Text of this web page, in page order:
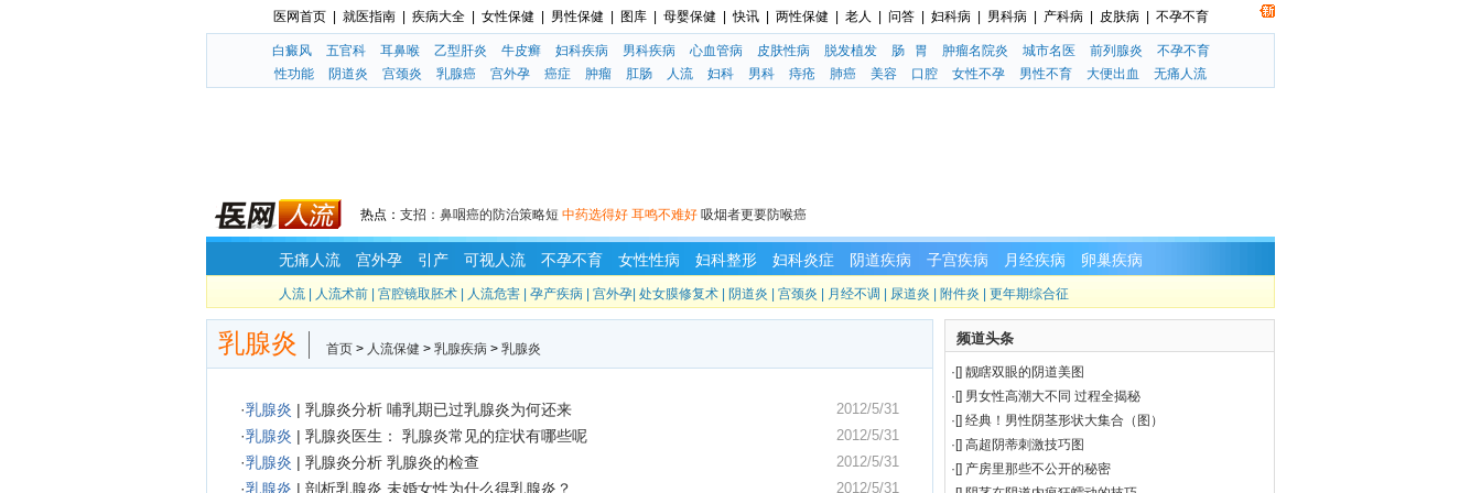
医网首页 就医指南 疾病大全 女性保健 男性保健 图库 母婴保健 快讯 两性保健 老人 问答 妇科病 男科病 产科病 皮肤病 不孕不育
白癜风 五官科 耳鼻喉 乙型肝炎 牛皮癣 妇科疾病 男科疾病 心血管病 皮肤性病 脱发植发 肠 胃 肿瘤名院炎 城市名医 前列腺炎
不孕不育
性功能
阴道炎 宫颈炎 乳腺癌 宫外孕 癌症 肿瘤 肛肠 人流 妇科 男科 痔疮 肺癌 美容 口腔 女性不孕 男性不育 大便出血 无痛人流
热点： 支招：鼻咽癌的防治策略短 中药选得好 耳鸣不难好 吸烟者更要防喉癌
无痛人流 宫外孕 引产 可视人流 不孕不育 女性性病 妇科整形 妇科炎症 阴道疾病 子宫疾病 月经疾病 卵巢疾病
人流 人流术前 宫腔镜取胚术 人流危害 孕产疾病 宫外孕 处女膜修复术 阴道炎 宫颈炎 月经不调 尿道炎 附件炎 更年期综合征
乳腺炎 首页 > 人流保健 > 乳腺疾病 > 乳腺炎
2012/5/31
·乳腺炎 | 乳腺炎分析 哺乳期已过乳腺炎为何还来
2012/5/31
·乳腺炎 | 乳腺炎医生： 乳腺炎常见的症状有哪些呢
2012/5/31
·乳腺炎 | 乳腺炎分析 乳腺炎的检查
2012/5/31
·乳腺炎 | 剖析乳腺炎 未婚女性为什么得乳腺炎？
频道头条
· [] 靓瞎双眼的阴道美图
· [] 男女性高潮大不同 过程全揭秘
· [] 经典！男性阴茎形状大集合（图）
· [] 高超阴蒂刺激技巧图
· [] 产房里那些不公开的秘密